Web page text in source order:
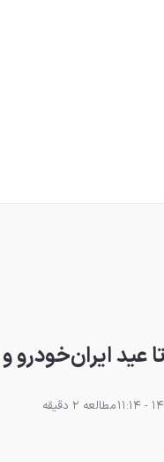
عید
مطالعه 2 دقیقه